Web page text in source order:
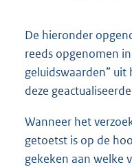
De hieronder
reeds opgenomen
geluidswaarden”
deze
Wanneer het
getoetst is op de
gekeken aan welke